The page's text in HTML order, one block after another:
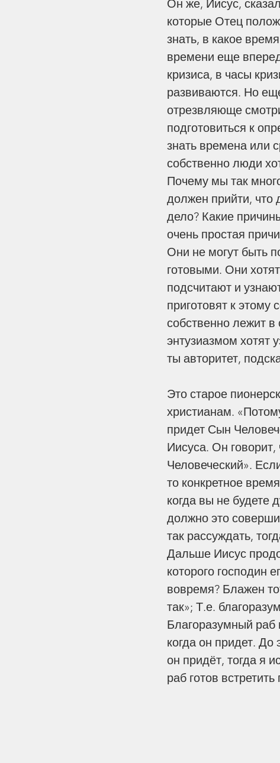
Our Recent Posts
«Впрочем, братия мои,
радуйтесь о Господе...»
Он же, Иисус,
которые Отец
знать, в какое
времени еще
кризиса, в часы
развиваются. Но
отрезвляюще
подготовиться к
знать времена или
собственно люди
Почему мы так
должен прийти, что
дело? Какие
очень простая
Они не могут быть
готовыми. Они
подсчитают и
приготовят к этому
собственно лежит в
энтузиазмом хотят
ты авторитет,
Это старое
христианам.
придет Сын
Иисуса. Он
Человеческий».
то конкретное
когда вы не будете
должно это
так рассуждать,
Дальше Иисус
которого господин
вовремя? Блажен
так»; Т.е.
Благоразумный раб
когда он придет. До
он придёт, тогда я
раб готов